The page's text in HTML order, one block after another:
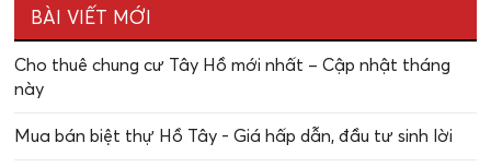
BÀI VIẾT MỚI
Cho thuê chung cư Tây Hồ mới nhất – Cập nhật tháng
này
Mua bán biệt thự Hồ Tây - Giá hấp dẫn, đầu tư sinh lời